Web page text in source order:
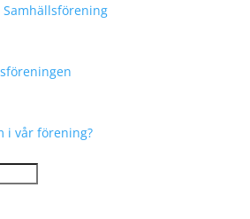
i vår förening?